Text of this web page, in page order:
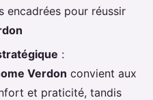
encadrées pour réussir
:
Verdon convient aux
et praticité, tandis